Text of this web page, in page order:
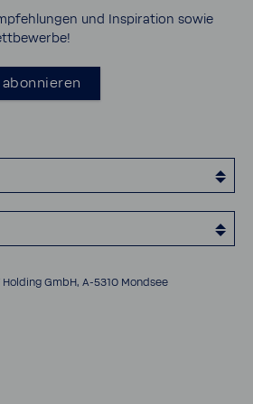
und Inspi­ra­tion sowie
GmbH, A-​5310 Mondsee